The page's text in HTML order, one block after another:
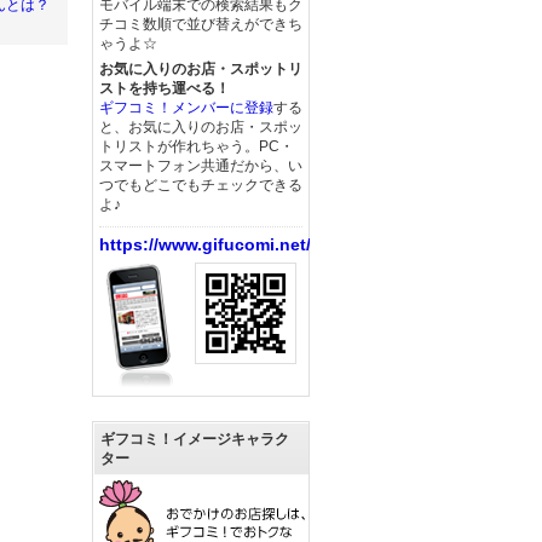
とは？
モバイル端末での検索結果もク
チコミ数順で並び替えができち
ゃうよ☆
お気に入りのお店・スポットリ
ストを持ち運べる！
ギフコミ！メンバーに登録する
と、お気に入りのお店・スポッ
トリストが作れちゃう。PC・
スマートフォン共通だから、い
つでもどこでもチェックできる
よ♪
https://www.gifucomi.net/
ギフコミ！イメージキャラク
ター